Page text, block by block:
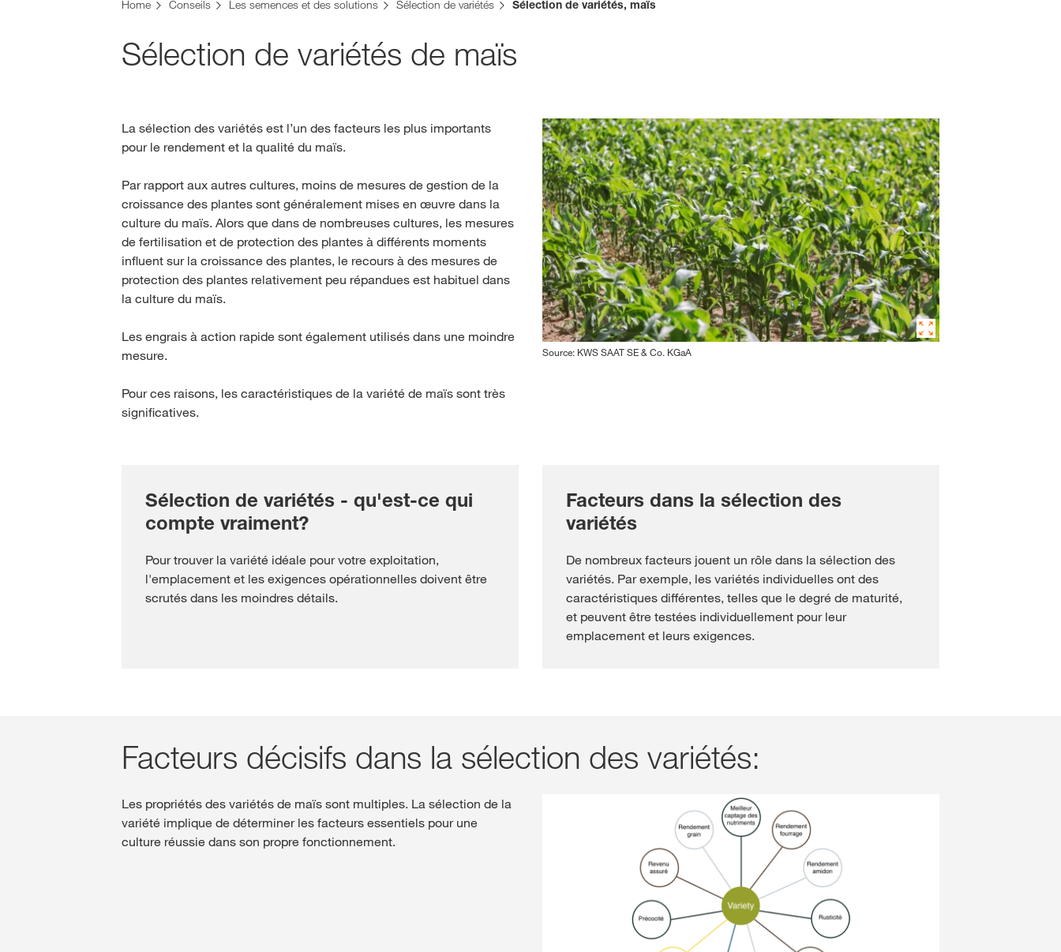
Tessin
Freiburg (Fribourg)
Vous vous trouvez sur le site de KWS pour la Suisse. Il existe une page alternative pour ce site dans votre pays :
CHANGER MAINTENANT
Home Conseils Les semences et des solutions Sélection de variétés Sélection de variétés, maïs
Sélection de variétés de maïs
La sélection des variétés est l’un des facteurs les plus importants
pour le rendement et la qualité du maïs.
Par rapport aux autres cultures, moins de mesures de gestion de la
croissance des plantes sont généralement mises en œuvre dans la
culture du maïs. Alors que dans de nombreuses cultures, les mesures
de fertilisation et de protection des plantes à différents moments
influent sur la croissance des plantes, le recours à des mesures de
protection des plantes relativement peu répandues est habituel dans
la culture du maïs.
Les engrais à action rapide sont également utilisés dans une moindre
mesure.
Pour ces raisons, les caractéristiques de la variété de maïs sont très
significatives.
Source: KWS SAAT SE & Co. KGaA
Sélection de variétés - qu'est-ce qui
compte vraiment?
Pour trouver la variété idéale pour votre exploitation,
l'emplacement et les exigences opérationnelles doivent être
scrutés dans les moindres détails.
Facteurs dans la sélection des
variétés
De nombreux facteurs jouent un rôle dans la sélection des
variétés. Par exemple, les variétés individuelles ont des
caractéristiques différentes, telles que le degré de maturité,
et peuvent être testées individuellement pour leur
emplacement et leurs exigences.
Facteurs décisifs dans la sélection des variétés:
Les propriétés des variétés de maïs sont multiples. La sélection de la
variété implique de déterminer les facteurs essentiels pour une
culture réussie dans son propre fonctionnement.